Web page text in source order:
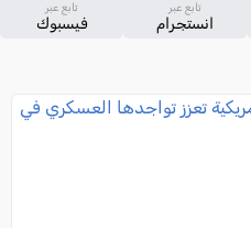
تابع عبر
انستجرام
تابع عبر
فيسبوك